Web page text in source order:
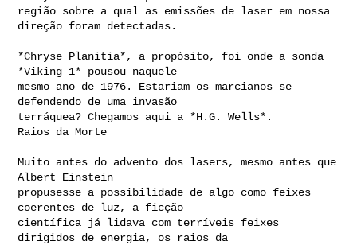
região sobre a qual as emissões de laser em nossa
direção foram detectadas.
*Chryse Planitia*, a propósito, foi onde a sonda
*Viking 1* pousou naquele
mesmo ano de 1976. Estariam os marcianos se
defendendo de uma invasão
terráquea? Chegamos aqui a *H.G. Wells*.
Raios da Morte
Muito antes do advento dos lasers, mesmo antes que
Albert Einstein
propusesse a possibilidade de algo como feixes
coerentes de luz, a ficção
científica já lidava com terríveis feixes
dirigidos de energia, os raios da